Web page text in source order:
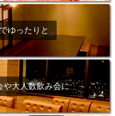
ゆったりと
や大人数飲み会に